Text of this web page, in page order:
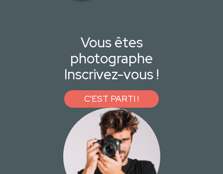
Vous êtes
photographe
Inscrivez-vous !
C'EST PARTI !